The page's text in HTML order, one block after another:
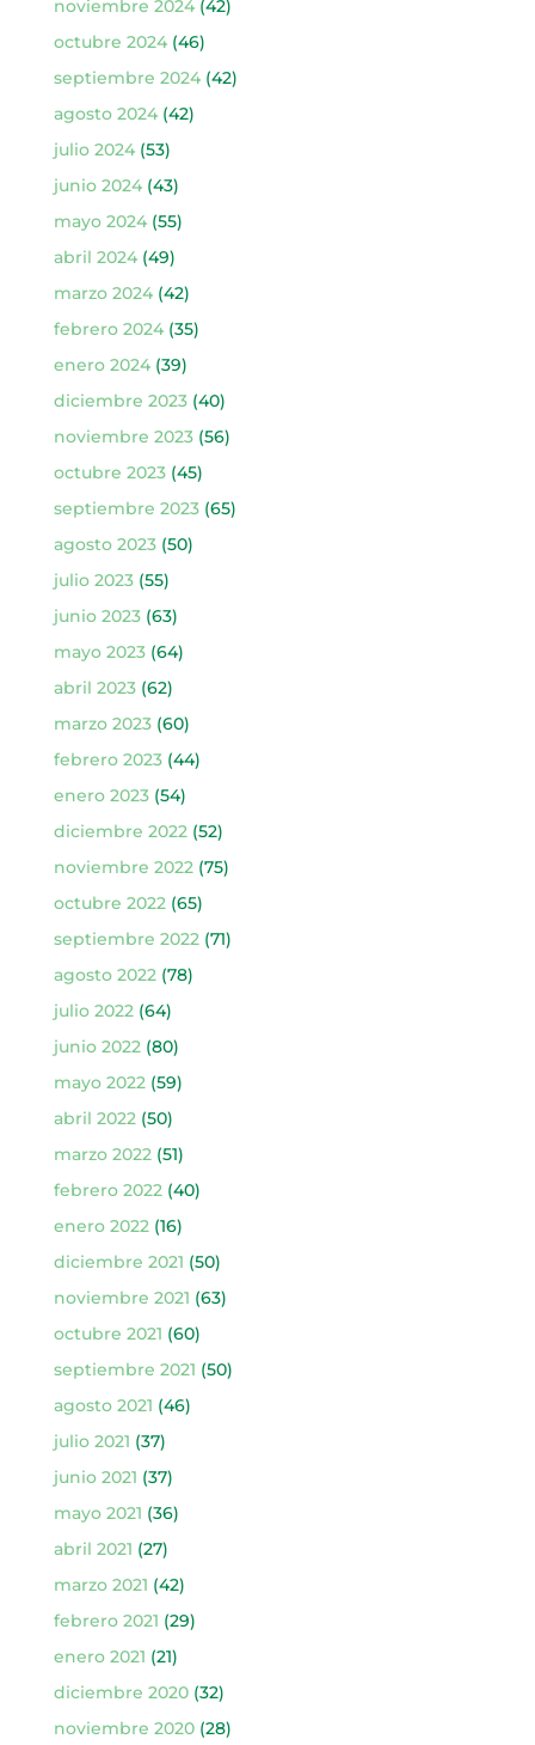
noviembre 2024(42)
octubre 2024(46)
septiembre 2024(42)
agosto 2024(42)
julio 2024(53)
junio 2024(43)
mayo 2024(55)
abril 2024(49)
marzo 2024(42)
febrero 2024(35)
enero 2024(39)
diciembre 2023(40)
noviembre 2023(56)
octubre 2023(45)
septiembre 2023(65)
agosto 2023(50)
julio 2023(55)
junio 2023(63)
mayo 2023(64)
abril 2023(62)
marzo 2023(60)
febrero 2023(44)
enero 2023(54)
diciembre 2022(52)
noviembre 2022(75)
octubre 2022(65)
septiembre 2022(71)
agosto 2022(78)
julio 2022(64)
junio 2022(80)
mayo 2022(59)
abril 2022(50)
marzo 2022(51)
febrero 2022(40)
enero 2022(16)
diciembre 2021 (50)
noviembre 2021 (63)
octubre 2021 (60)
septiembre 2021 (50)
agosto 2021 (46)
julio 2021 (37)
junio 2021 (37)
mayo 2021 (36)
abril 2021 (27)
marzo 2021 (42)
febrero 2021 (29)
enero 2021 (21)
diciembre 2020(32)
noviembre 2020(28)